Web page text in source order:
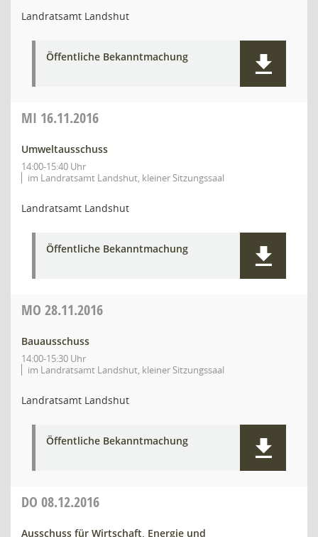
Landratsamt Landshut
Öffentliche Bekanntmachung
MI 16.11.2016
Umweltausschuss
14:00-15:40 Uhr
im Landratsamt Landshut, kleiner Sitzungssaal
Landratsamt Landshut
Öffentliche Bekanntmachung
MO 28.11.2016
Bauausschuss
14:00-15:30 Uhr
im Landratsamt Landshut, kleiner Sitzungssaal
Landratsamt Landshut
Öffentliche Bekanntmachung
DO 08.12.2016
Ausschuss für Wirtschaft, Energie und